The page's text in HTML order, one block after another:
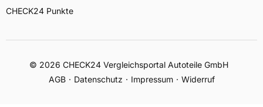
CHECK24 Punkte
© 2026 CHECK24 Vergleichsportal Autoteile GmbH
AGB
Datenschutz Impressum Widerruf